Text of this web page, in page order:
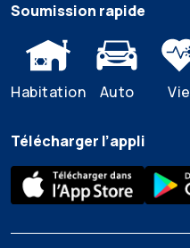
Soumission rapide
Habitation Auto Vie
Télécharger l’appli